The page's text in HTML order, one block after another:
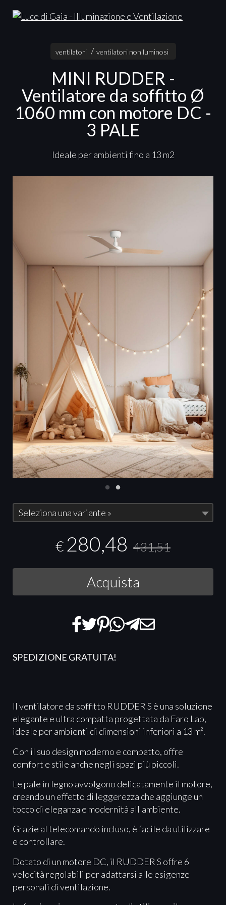
ventilatori ventilatori non luminosi
MINI RUDDER -
Ventilatore da soffitto Ø
1060 mm con motore DC -
3 PALE
Ideale per ambienti fino a 13 m2
Seleziona una variante »
€ 280,48 431,51
Acquista
SPEDIZIONE GRATUITA!
Il ventilatore da soffitto RUDDER S è una soluzione
elegante e ultra compatta progettata da Faro Lab,
ideale per ambienti di dimensioni inferiori a 13 m².
Con il suo design moderno e compatto, offre
comfort e stile anche negli spazi più piccoli.
Le pale in legno avvolgono delicatamente il motore,
creando un effetto di leggerezza che aggiunge un
tocco di eleganza e modernità all'ambiente.
Grazie al telecomando incluso, è facile da utilizzare
e controllare.
Dotato di un motore DC, il RUDDER S offre 6
velocità regolabili per adattarsi alle esigenze
personali di ventilazione.